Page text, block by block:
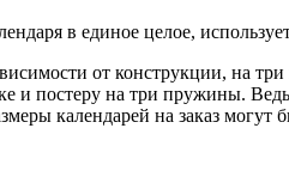
в единое целое,
от конструкции, на
и постеру на три пружины.
календарей на заказ